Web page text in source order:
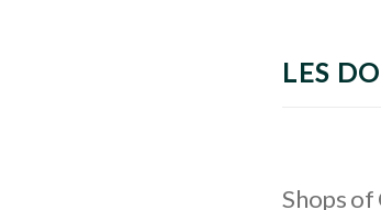
LES
Shops of